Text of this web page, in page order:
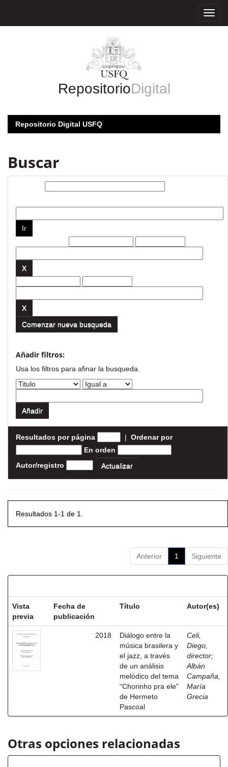
RepositorioDigital
Repositorio Digital USFQ
Buscar
Comenzar nueva busqueda
Añadir filtros:
Usa los filtros para afinar la busqueda.
Resultados por página | Ordenar por
En orden
Autor/registro
Resultados 1-1 de 1.
Anterior 1 Siguiente
Vista
previa
Fecha de
publicación
Título Autor(es)
2018
Diálogo entre la
música brasilera y
el jazz, a través
de un análisis
melódico del tema
“Chorinho pra ele”
de Hermeto
Pascoal
Celi,
Diego,
director;
Albán
Campaña,
María
Grecia
Otras opciones relacionadas